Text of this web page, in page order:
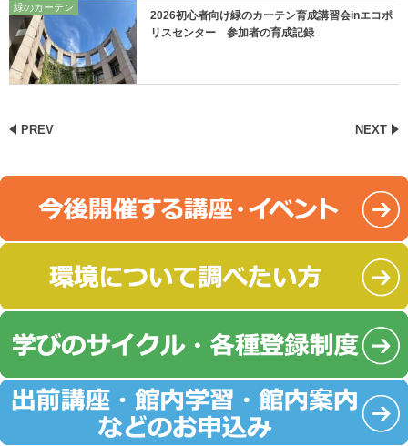
緑のカーテン
2026初心者向け緑のカーテン育成講習会inエコポ
リスセンター 参加者の育成記録
PREV NEXT